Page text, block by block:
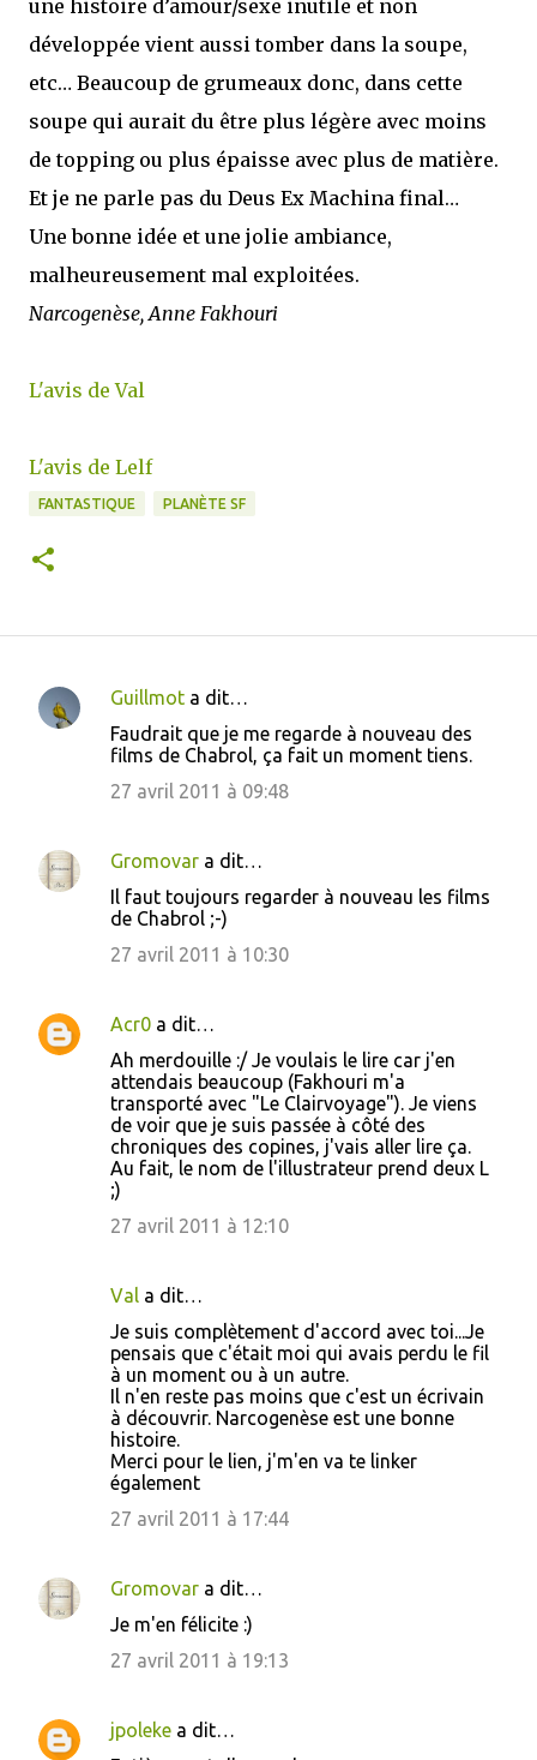
une histoire d’amour/sexe inutile et non
développée vient aussi tomber dans la soupe,
etc… Beaucoup de grumeaux donc, dans cette
soupe qui aurait du être plus légère avec moins
de topping ou plus épaisse avec plus de matière.
Et je ne parle pas du Deus Ex Machina final…
Une bonne idée et une jolie ambiance,
malheureusement mal exploitées.
Narcogenèse, Anne Fakhouri
L'avis de Val
L'avis de Lelf
FANTASTIQUE PLANÈTE SF
C
e
n
r
e
Guillmot a dit…
Faudrait que je me regarde à nouveau des
films de Chabrol, ça fait un moment tiens.
27 avril 2011 à 09:48
Gromovar a dit…
Il faut toujours regarder à nouveau les films
de Chabrol ;-)
27 avril 2011 à 10:30
Acr0 a dit…
Ah merdouille :/ Je voulais le lire car j'en
attendais beaucoup (Fakhouri m'a
transporté avec "Le Clairvoyage"). Je viens
de voir que je suis passée à côté des
chroniques des copines, j'vais aller lire ça.
Au fait, le nom de l'illustrateur prend deux L
;)
27 avril 2011 à 12:10
Val a dit…
Je suis complètement d'accord avec toi...Je
pensais que c'était moi qui avais perdu le fil
à un moment ou à un autre.
Il n'en reste pas moins que c'est un écrivain
à découvrir. Narcogenèse est une bonne
histoire.
Merci pour le lien, j'm'en va te linker
également
27 avril 2011 à 17:44
Gromovar a dit…
Je m'en félicite :)
27 avril 2011 à 19:13
jpoleke a dit…